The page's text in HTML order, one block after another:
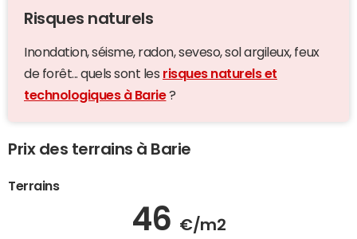
Risques naturels
Inondation, séisme, radon, seveso, sol argileux, feux
de forêt... quels sont les risques naturels et
technologiques à Barie?
Prix des terrains à Barie
Terrains
46 €/m2